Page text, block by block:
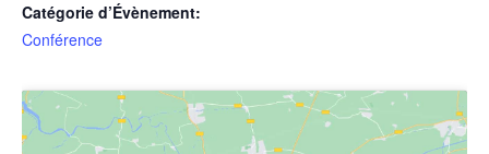
Catégorie d’Évènement:
Conférence